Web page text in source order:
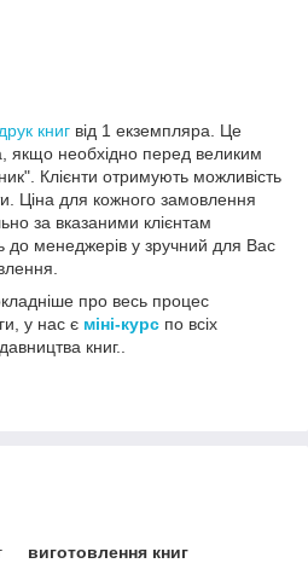
книг від 1 екземпляра. Це
якщо необхідно перед великим
Клієнти отримують можливість
Ціна для кожного замовлення
за вказаними клієнтам
до менеджерів у зручний для Вас
про весь процес
у нас є міні-курс по всіх
книг..
виготовлення книг